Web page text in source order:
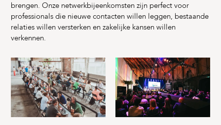
brengen. Onze netwerkbijeenkomsten zijn perfect voor
professionals die nieuwe contacten willen leggen, bestaande
relaties willen versterken en zakelijke kansen willen
verkennen.